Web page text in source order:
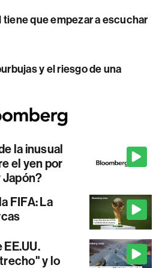
tiene que empezar a escuchar
y el riesgo de una
la inusual
el yen por
Japón?
FIFA: La
y lo